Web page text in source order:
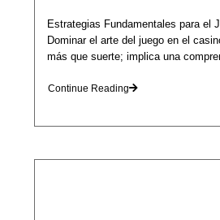
Estrategias Fundamentales para el
Dominar el arte del juego en el
más que suerte; implica una
Continue Reading